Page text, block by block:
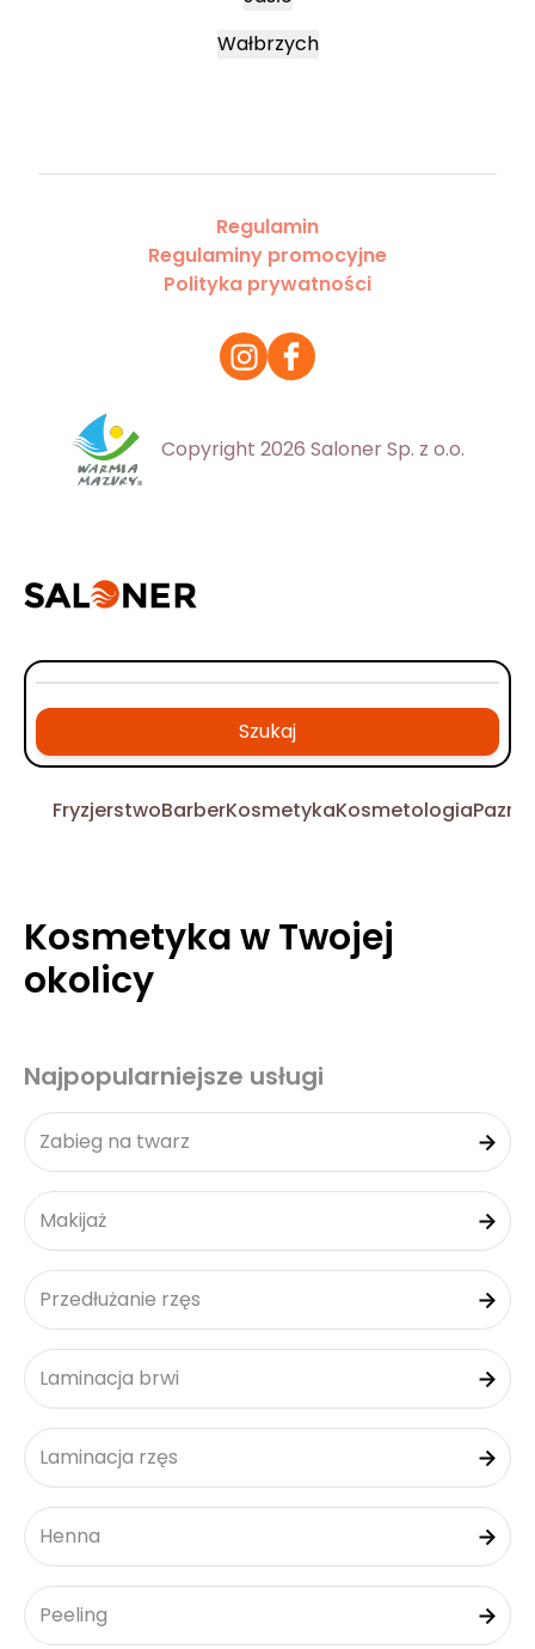
Wałbrzych
Regulamin
Regulaminy promocyjne
Polityka prywatności
Copyright 2026 Saloner Sp. z o.o.
Szukaj
FryzjerstwoBarberKosmetykaKosmetologia
Kosmetyka w Twojej
okolicy
Najpopularniejsze usługi
Zabieg na twarz
Makijaż
Przedłużanie rzęs
Laminacja brwi
Laminacja rzęs
Henna
Peeling